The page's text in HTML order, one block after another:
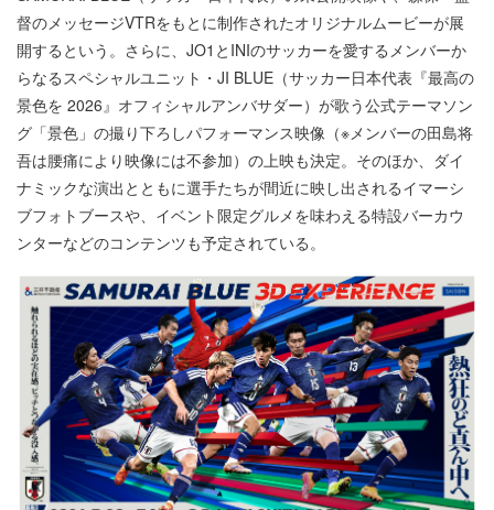
督のメッセージVTRをもとに制作されたオリジナルムービーが展
開するという。さらに、JO1とINIのサッカーを愛するメンバーか
らなるスペシャルユニット・JI BLUE（サッカー日本代表『最高の
景色を 2026』オフィシャルアンバサダー）が歌う公式テーマソン
グ「景色」の撮り下ろしパフォーマンス映像（※メンバーの田島将
吾は腰痛により映像には不参加）の上映も決定。そのほか、ダイ
ナミックな演出とともに選手たちが間近に映し出されるイマーシ
ブフォトブースや、イベント限定グルメを味わえる特設バーカウ
ンターなどのコンテンツも予定されている。